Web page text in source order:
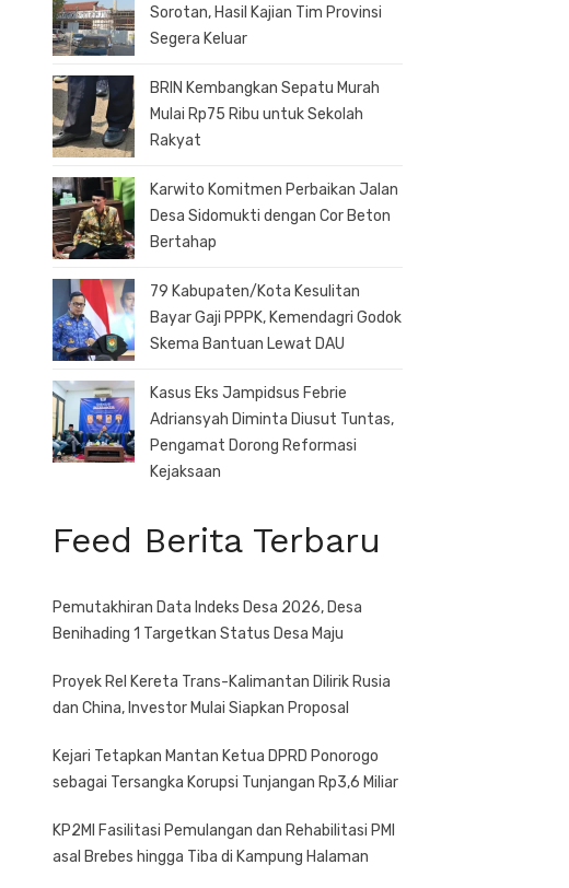
Sorotan, Hasil Kajian Tim Provinsi
Segera Keluar
BRIN Kembangkan Sepatu Murah
Mulai Rp75 Ribu untuk Sekolah
Rakyat
Karwito Komitmen Perbaikan Jalan
Desa Sidomukti dengan Cor Beton
Bertahap
79 Kabupaten/Kota Kesulitan
Bayar Gaji PPPK, Kemendagri Godok
Skema Bantuan Lewat DAU
Kasus Eks Jampidsus Febrie
Adriansyah Diminta Diusut Tuntas,
Pengamat Dorong Reformasi
Kejaksaan
Feed Berita Terbaru
Pemutakhiran Data Indeks Desa 2026, Desa
Benihading 1 Targetkan Status Desa Maju
Proyek Rel Kereta Trans-Kalimantan Dilirik Rusia
dan China, Investor Mulai Siapkan Proposal
Kejari Tetapkan Mantan Ketua DPRD Ponorogo
sebagai Tersangka Korupsi Tunjangan Rp3,6 Miliar
KP2MI Fasilitasi Pemulangan dan Rehabilitasi PMI
asal Brebes hingga Tiba di Kampung Halaman